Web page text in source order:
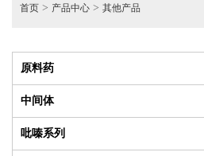
首页 > 产品中心 > 其他产品
原料药
中间体
吡嗪系列